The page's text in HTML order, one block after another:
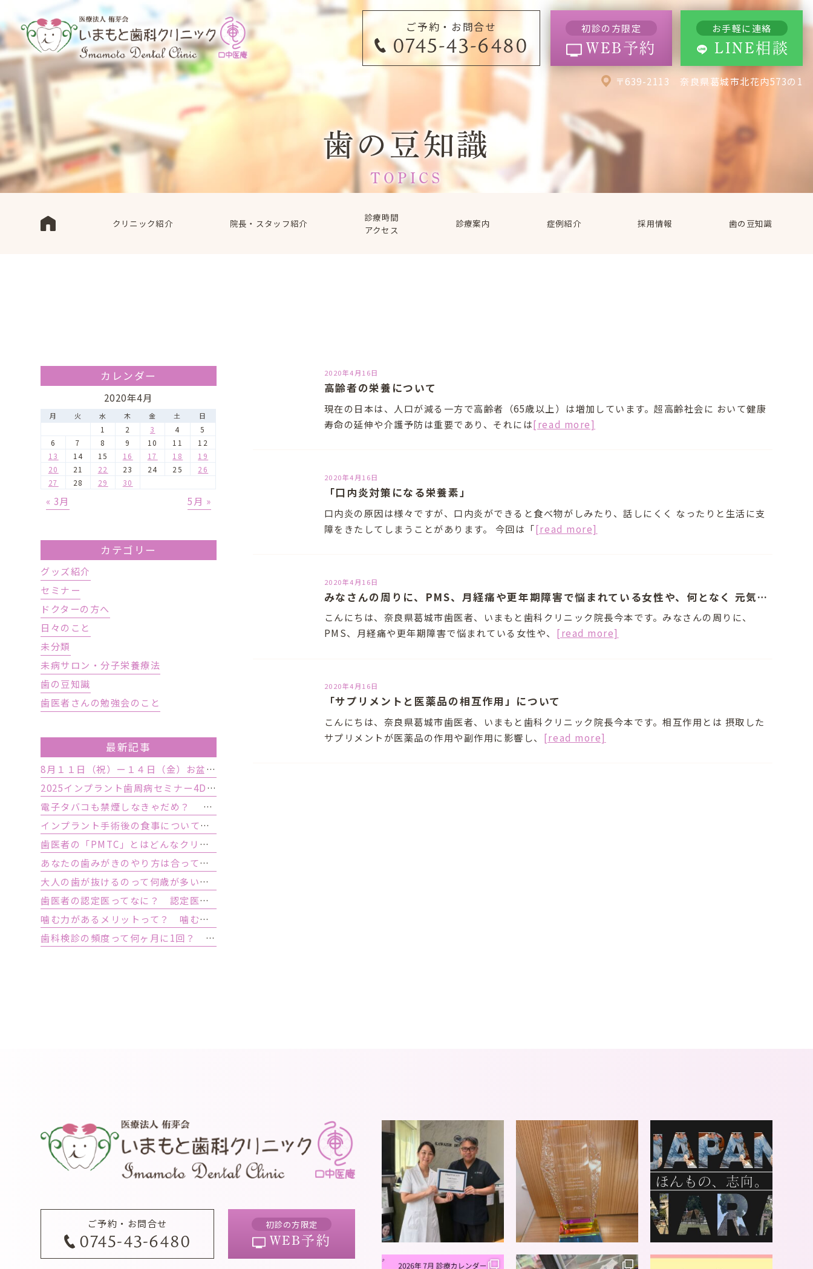
ご予約・お問合せ
0745-43-6480
初診の方限定
WEB予約
お手軽に連絡
LINE相談
〒639-2113 奈良県葛城市北花内573の1
歯の豆知識
TOPICS
クリニック紹介 院長・スタッフ紹介
診療時間
アクセス
診療案内 症例紹介 採用情報 歯の豆知識
2020年4月16日
高齢者の栄養について
現在の日本は、人口が減る一方で高齢者（65歳以上）は増加しています。超高齢社会に おいて健康
寿命の延伸や介護予防は重要であり、それには[read more]
2020年4月16日
「口内炎対策になる栄養素」
口内炎の原因は様々ですが、口内炎ができると食べ物がしみたり、話しにくく なったりと生活に支
障をきたしてしまうことがあります。 今回は「[read more]
2020年4月16日
みなさんの周りに、PMS、月経痛や更年期障害で悩まれている女性や、何となく 元気のない男性はいませんか？今回はそんな方々にお勧めの栄養素である 「ピクノジェノール®とその効果」について
こんにちは、奈良県葛城市歯医者、いまもと歯科クリニック院長今本です。みなさんの周りに、
PMS、月経痛や更年期障害で悩まれている女性や、 [read more]
2020年4月16日
「サプリメントと医薬品の相互作用」について
こんにちは、奈良県葛城市歯医者、いまもと歯科クリニック院長今本です。相互作用とは 摂取した
サプリメントが医薬品の作用や副作用に影響し、 [read more]
カレンダー
2020年4月
月 火 水 木 金 土 日
1 2 3 4
5
6
7 8 9 10 11
12
13
14 15 16 17 18
19
20
21 22 23 24 25
26
27
28 29 30
« 3月 5月 »
カテゴリー
グッズ紹介
セミナー
ドクターの方へ
日々のこと
未分類
未病サロン・分子栄養療法
歯の豆知識
歯医者さんの勉強会のこと
最新記事
8月１１日（祝）ー１４日（金）お盆休み １５日土曜日から診療しております
2025インプラント歯周病セミナー4DAY行いました
電子タバコも禁煙しなきゃだめ？ インプラント手術前後の喫煙が及ぼす影響とは？
インプラント手術後の食事について｜ 当日の注意点・いつから普通の食事ができる？
歯医者の「PMTC」とはどんなクリーニング？スケーリングとは何が違うの？
あなたの歯みがきのやり方は合っている？ 正しい歯みがき方法と間違った方法
大人の歯が抜けるのって何歳が多い？ 平均年齢と原因について
歯医者の認定医ってなに？ 認定医やインストラクターの資格を持つ歯医者のメリット
噛む力があるメリットって？ 噛む力が弱いとどうなるの？
歯科検診の頻度って何ヶ月に1回？ 定期検診って何するの？
ご予約・お問合せ
0745-43-6480
初診の方限定
WEB予約